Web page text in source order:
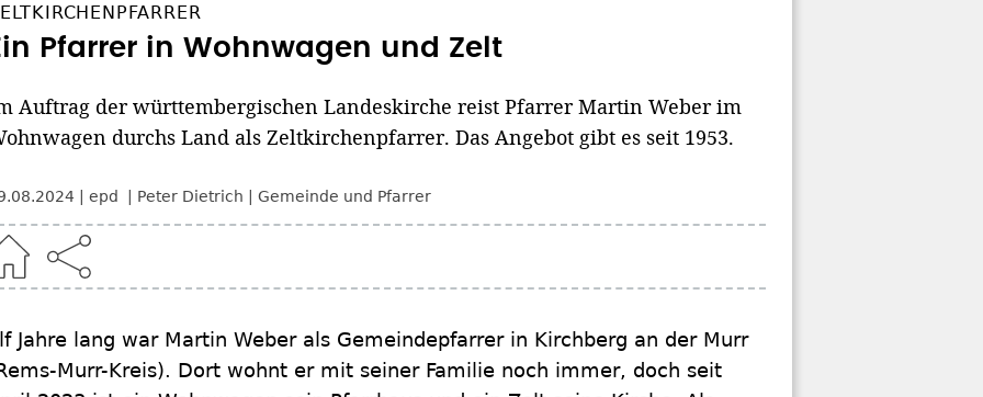
Pfarrer in Wohnwagen und Zelt
Auftrag der württembergischen Landeskirche reist Pfarrer Martin Weber im
durchs Land als Zeltkirchenpfarrer. Das Angebot gibt es seit 1953.
epd Peter Dietrich Gemeinde und Pfarrer
Jahre lang war Martin Weber als Gemeindepfarrer in Kirchberg an der Murr
Murr-Kreis). Dort wohnt er mit seiner Familie noch immer, doch seit